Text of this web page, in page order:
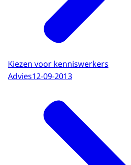
Kiezen voor kenniswerkers
Advies12-09-2013